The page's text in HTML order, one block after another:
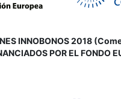
INNOBONOS 2018
POR EL FONDO